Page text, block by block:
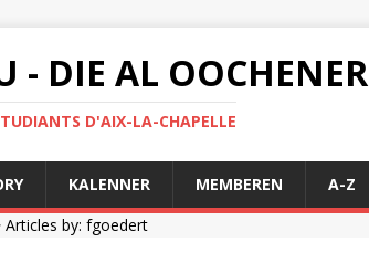
- DIE AL OOCHENER
D'AIX-LA-CHAPELLE
KALENNER MEMBEREN A-Z
by: fgoedert